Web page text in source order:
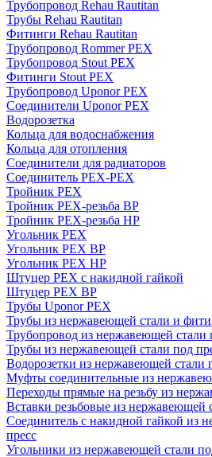
Трубопровод Rehau Rautitan
Трубы Rehau Rautitan
Фитинги Rehau Rautitan
Трубопровод Rommer PEX
Трубопровод Stout PEX
Фитинги Stout PEX
Трубопровод Uponor PEX
Соединители Uponor PEX
Водорозетка
Кольца для водоснабжения
Кольца для отопления
Соединители для радиаторов
Соединитель PEX-PEX
Тройник PEX
Тройник PEX-резьба ВР
Тройник PEX-резьба НР
Угольник PEX
Угольник PEX ВР
Угольник PEX НР
Штуцер PEX c накидной гайкой
Штуцер PEX ВР
Трубы Uponor PEX
Трубы из нержавеющей стали и
Трубопровод из нержавеющей стали
Трубы из нержавеющей стали под
Водорозетки из нержавеющей стали
Муфты соединительные из
Переходы прямые на резьбу из
Вставки резьбовые из нержавеющей
Соединитель с накидной гайкой из
пресс
Угольники из нержавеющей стали